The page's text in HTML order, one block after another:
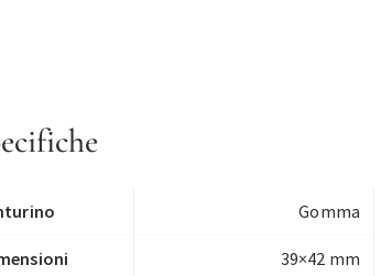
Gomma
39×42 mm